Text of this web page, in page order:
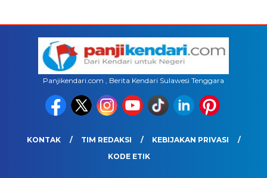
Panjikendari.com , Berita Kendari Sulawesi Tenggara
KONTAK TIM REDAKSI
KEBIJAKAN PRIVASI
KODE ETIK